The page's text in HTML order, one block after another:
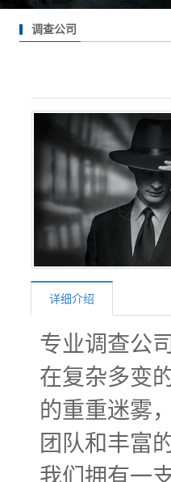
调查公司
详细介绍
专业调查公
在复杂多变
的重重迷雾
团队和丰富
我们拥有一